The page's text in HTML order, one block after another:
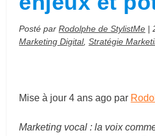
Posté parRodolphe de StylistMe |
Marketing Digital,Stratégie
Mise à jour4 ans ago par
Marketing vocal : la voix